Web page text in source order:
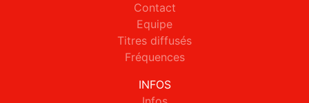
Contact
Equipe
Titres diffusés
Fréquences
INFOS